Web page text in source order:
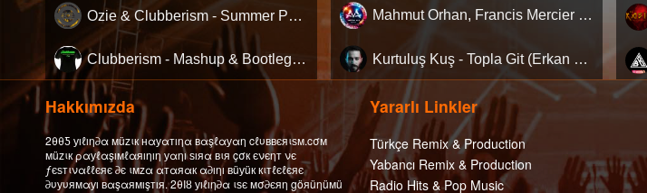
Ozie & Clubberism - Summer Pack Vol.1
Clubberism - Mashup & Bootleg Pack
Mahmut Orhan, Francis Mercier - Sadete(MAUZY)
Kurtuluş Kuş - Topla Git (Erkan KILIÇ Remix) [Extended]
Hakkımızda
2θθƼ уıℓıη∂α мüzιк нαуαтıηα вαşℓαуαη cℓυввєяιѕм.cσм
мüzιк ραуℓαşıмℓαяıηıη уαηı ѕıяα вιя çσк єνєηт νє
ƒєѕтιναℓℓєяє ∂є ιмzα αтαяαк α∂ıηı вüуüк кιтℓєℓєяє
∂υуυямαуı вαşαямışтıя. 2θΙȣ уıℓıη∂α ιѕє мσ∂єяη göяüηüмü
Yararlı Linkler
Türkçe Remix & Production
Yabancı Remix & Production
Radio Hits & Pop Music